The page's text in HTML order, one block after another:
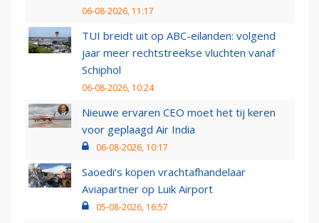
06-08-2026, 11:17
TUI breidt uit op ABC-eilanden: volgend
jaar meer rechtstreekse vluchten vanaf
Schiphol
06-08-2026, 10:24
Nieuwe ervaren CEO moet het tij keren
voor geplaagd Air India
06-08-2026, 10:17
Saoedi’s kopen vrachtafhandelaar
Aviapartner op Luik Airport
05-08-2026, 16:57